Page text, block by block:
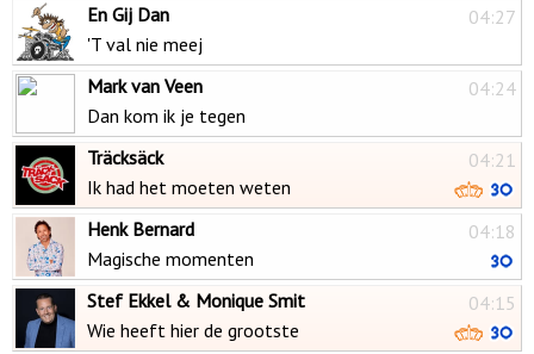
04:27
En Gij Dan
'T val nie meej
04:24
Mark van Veen
Dan kom ik je tegen
04:21
Träcksäck
Ik had het moeten weten
04:18
Henk Bernard
Magische momenten
04:15
Stef Ekkel & Monique Smit
Wie heeft hier de grootste